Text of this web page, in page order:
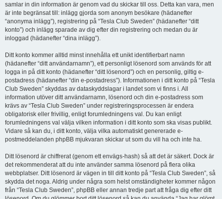
samlar in din information är genom vad du skickar till oss. Detta kan vara, men
är inte begränsat till: inlägg gjorda som anonym besökare (hädanefter
“anonyma inlägg”), registrering på “Tesla Club Sweden” (hädanefter “ditt
konto”) och inlägg sparade av dig efter din registrering och medan du är
inloggad (hädanefter “dina inlägg”).
Ditt konto kommer alltid minst innehålla ett unikt identifierbart namn
(hädanefter “ditt användarnamn”), ett personligt lösenord som används för att
logga in på ditt konto (hädanefter “ditt lösenord”) och en personlig, giltig e-
postadress (hädanefter “din e-postadress”). Informationen i ditt konto på “Tesla
Club Sweden” skyddas av dataskyddslagar i landet som vi finns i. All
information utöver ditt användarnamn, lösenord och din e-postadress som
krävs av “Tesla Club Sweden” under registreringsprocessen är endera
obligatorisk eller frivillig, enligt forumledningens val. Du kan enligt
forumledningens val välja vilken information i ditt konto som ska visas publikt.
Vidare så kan du, i ditt konto, välja vilka automatiskt genererade e-
postmeddelanden phpBB mjukvaran skickar ut som du vill ha och inte ha.
Ditt lösenord är chiffrerat (genom ett envägs-hash) så att det är säkert. Dock är
det rekommenderat att du inte använder samma lösenord på flera olika
webbplatser. Ditt lösenord är vägen in till ditt konto på “Tesla Club Sweden”, så
skydda det noga. Aldrig under några som helst omständigheter kommer någon
från “Tesla Club Sweden”, phpBB eller annan tredje part att fråga dig efter ditt